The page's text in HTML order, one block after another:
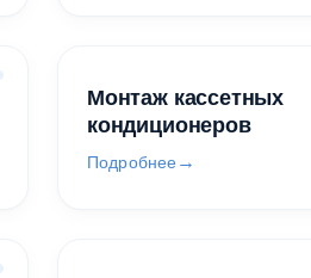
Монтаж кассетных
кондиционеров
Подробнее